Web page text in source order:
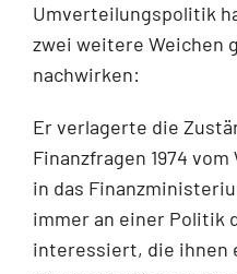
Umverteilungspolitik
zwei weitere Weichen
nachwirken:
Er verlagerte die
Finanzfragen 1974
in das
immer an einer Politik
interessiert, die ihnen